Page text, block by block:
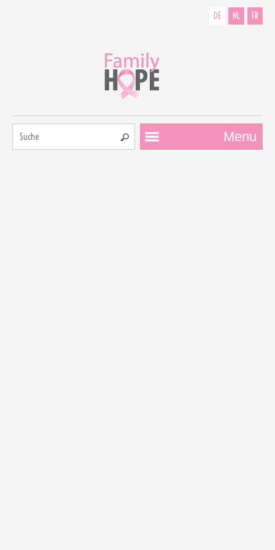
DE NL FR
Menu